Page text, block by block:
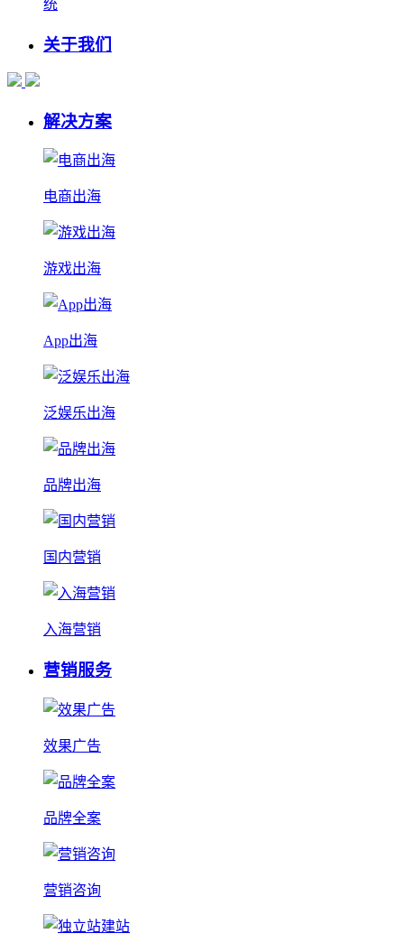
统
关于我们
解决方案
电商出海
游戏出海
App出海
泛娱乐出海
品牌出海
国内营销
入海营销
营销服务
效果广告
品牌全案
营销咨询